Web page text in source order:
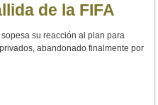
de la FIFA
su reacción al plan para
abandonado finalmente por